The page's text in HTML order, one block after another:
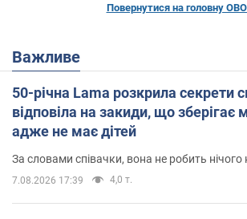
Повернутися на головну
Важливе
50-річна Lama розкрила секрети
відповіла на закиди, що зберігає
адже не має дітей
За словами співачки, вона не робить
7.08.2026 17:39 4,0 т.